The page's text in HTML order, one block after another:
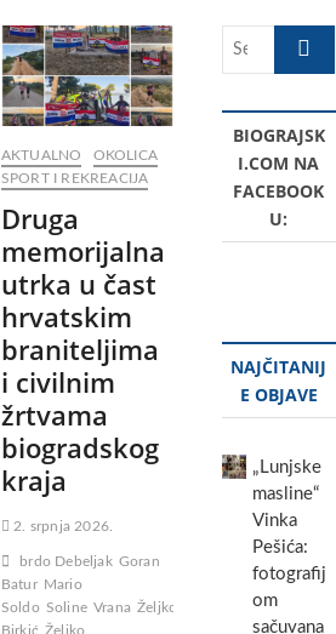
AKTUALNO
OKOLICA
SPORT I REKREACIJA
Druga
memorijalna
utrka u čast
hrvatskim
braniteljima
i civilnim
žrtvama
biogradskog
kraja
2. srpnja 2026.
brdo Debeljak Goran
Batur Mario
Soldo Soline Vrana Željko
Birkić Željko
Search
BIOGRAJSK
I.COM NA
FACEBOOK
U:
NAJČITANIJ
E OBJAVE
„Lunjske
masline“
Vinka
Pešića:
fotografij
om
sačuvana